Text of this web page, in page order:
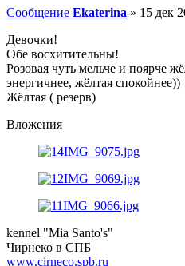
Сообщение Ekaterina » 15 дек
Девочки!
Обе восхитительны!
Розовая чуть мельче и поярче
энергичнее, жёлтая спокойнее))
Жёлтая ( резерв)
Вложения
kennel "Mia Santo's"
Чирнеко в СПБ
www.cirneco.spb.ru